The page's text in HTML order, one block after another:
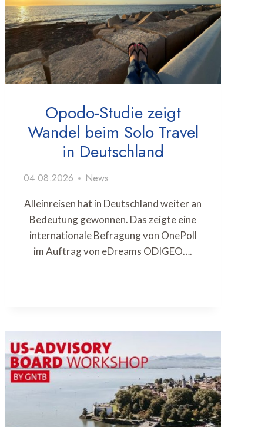
Opodo-Studie zeigt
Wandel beim Solo Travel
in Deutschland
04.08.2026 News
Alleinreisen hat in Deutschland weiter an
Bedeutung gewonnen. Das zeigte eine
internationale Befragung von OnePoll
im Auftrag von eDreams ODIGEO….